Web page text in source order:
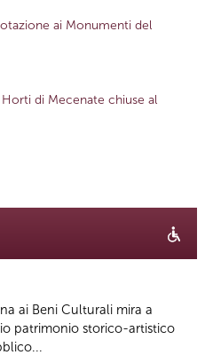
ai Monumenti del
di Mecenate chiuse al
ai Beni Culturali mira a
patrimonio storico-artistico